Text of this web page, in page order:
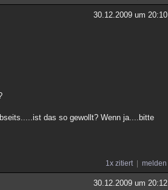
30.12.2009 um 20:10
das so gewollt? Wenn ja....bitte
1x zitiert melden
30.12.2009 um 20:12